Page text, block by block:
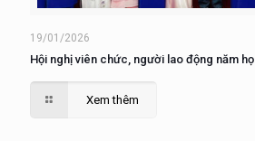
19/01/2026
Hội nghị viên chức, người lao động năm
Xem thêm